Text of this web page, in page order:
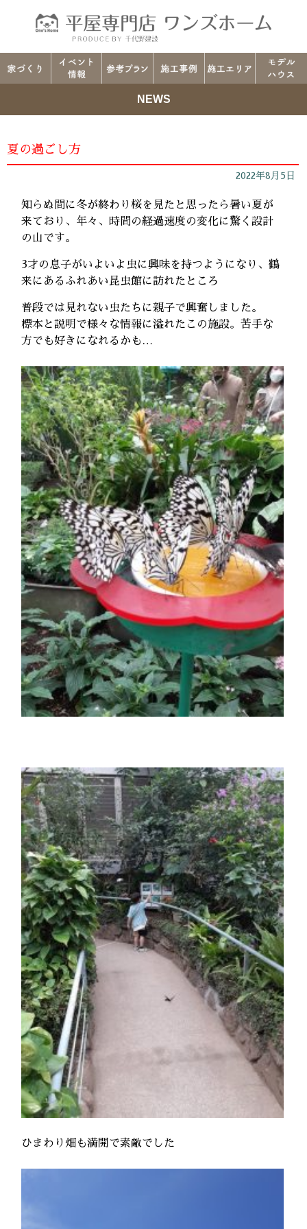
NEWS
夏の過ごし方
2022年8月5日
知らぬ間に冬が終わり桜を見たと思ったら暑い夏が
来ており、年々、時間の経過速度の変化に驚く設計
の山です。
3才の息子がいよいよ虫に興味を持つようになり、鶴
来にあるふれあい昆虫館に訪れたところ
普段では見れない虫たちに親子で興奮しました。
標本と説明で様々な情報に溢れたこの施設。苦手な
方でも好きになれるかも…
ひまわり畑も満開で素敵でした